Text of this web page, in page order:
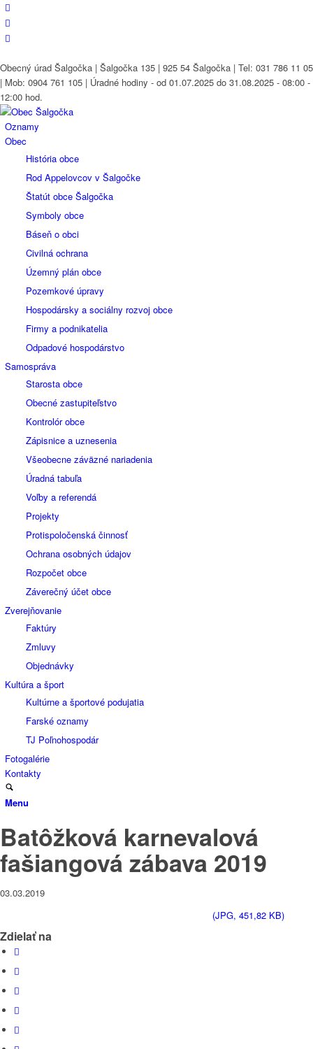
Obecný úrad Šalgočka | Šalgočka 135 | 925 54 Šalgočka | Tel: 031 786 11 05
| Mob: 0904 761 105 | Úradné hodiny - od 01.07.2025 do 31.08.2025 - 08:00 -
12:00 hod.
Oznamy
Obec
História obce
Rod Appelovcov v Šalgočke
Štatút obce Šalgočka
Symboly obce
Báseň o obci
Civilná ochrana
Územný plán obce
Pozemkové úpravy
Hospodársky a sociálny rozvoj obce
Firmy a podnikatelia
Odpadové hospodárstvo
Samospráva
Starosta obce
Obecné zastupiteľstvo
Kontrolór obce
Zápisnice a uznesenia
Všeobecne záväzné nariadenia
Úradná tabuľa
Voľby a referendá
Projekty
Protispoločenská činnosť
Ochrana osobných údajov
Rozpočet obce
Záverečný účet obce
Zverejňovanie
Faktúry
Zmluvy
Objednávky
Kultúra a šport
Kultúrne a športové podujatia
Farské oznamy
TJ Poľnohospodár
Fotogalérie
Kontakty
Menu
Batôžková karnevalová
fašiangová zábava 2019
03.03.2019
(JPG, 451,82 KB)
Zdielať na